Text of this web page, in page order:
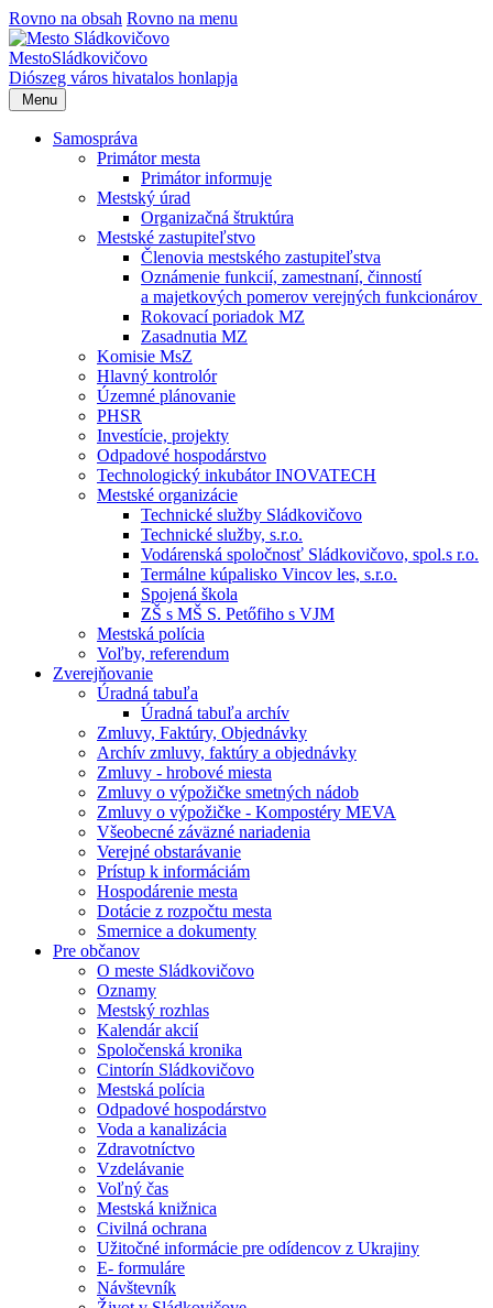
Rovno na obsah Rovno na menu
MestoSládkovičovo
Diószeg város hivatalos honlapja
Menu
Samospráva
Primátor mesta
Primátor informuje
Mestský úrad
Organizačná štruktúra
Mestské zastupiteľstvo
Členovia mestského zastupiteľstva
Oznámenie funkcií, zamestnaní, činností
a majetkových pomerov verejných funkcionárov
Rokovací poriadok MZ
Zasadnutia MZ
Komisie MsZ
Hlavný kontrolór
Územné plánovanie
PHSR
Investície, projekty
Odpadové hospodárstvo
Technologický inkubátor INOVATECH
Mestské organizácie
Technické služby Sládkovičovo
Technické služby, s.r.o.
Vodárenská spoločnosť Sládkovičovo, spol.s r.o.
Termálne kúpalisko Vincov les, s.r.o.
Spojená škola
ZŠ s MŠ S. Petőfiho s VJM
Mestská polícia
Voľby, referendum
Zverejňovanie
Úradná tabuľa
Úradná tabuľa archív
Zmluvy, Faktúry, Objednávky
Archív zmluvy, faktúry a objednávky
Zmluvy - hrobové miesta
Zmluvy o výpožičke smetných nádob
Zmluvy o výpožičke - Kompostéry MEVA
Všeobecné záväzné nariadenia
Verejné obstarávanie
Prístup k informáciám
Hospodárenie mesta
Dotácie z rozpočtu mesta
Smernice a dokumenty
Pre občanov
O meste Sládkovičovo
Oznamy
Mestský rozhlas
Kalendár akcií
Spoločenská kronika
Cintorín Sládkovičovo
Mestská polícia
Odpadové hospodárstvo
Voda a kanalizácia
Zdravotníctvo
Vzdelávanie
Voľný čas
Mestská knižnica
Civilná ochrana
Užitočné informácie pre odídencov z Ukrajiny
E- formuláre
Návštevník